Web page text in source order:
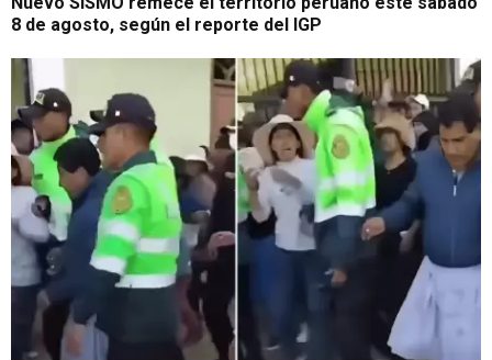
8 de agosto, según el reporte del IGP